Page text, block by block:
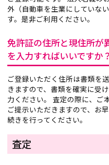
外（自動車を生業にしていな
す。是非ご利用ください。
免許証の住所と現住所が
を入力すればいいですか？
ご登録いただく住所は書類を
きますので、書類を確実に受
力ください。 査定の際に、ご
ご提示いただきますので、お
続きを行ってください。
査定